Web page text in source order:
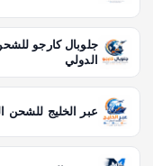
جلوبال كارجو
الدولي
عبر الخليج للشحن